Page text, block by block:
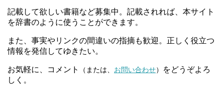
記載して欲しい書籍など募集中。記載されれば、本サイト
を辞書のように使うことができます。
また、事実やリンクの間違いの指摘も歓迎。正しく役立つ
情報を発信してゆきたい。
お気軽に、コメント （または、 お問い合わせ）
をどうぞよろ
しく。